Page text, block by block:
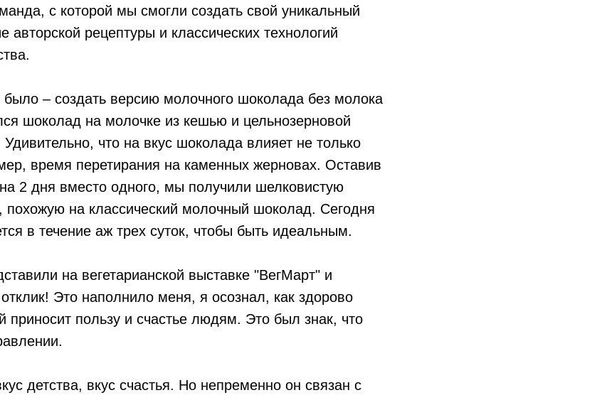
с которой мы смогли создать свой уникальный
авторской рецептуры и классических технологий
– создать версию молочного шоколада без молока
шоколад на молочке из кешью и цельнозерновой
Удивительно, что на вкус шоколада влияет не только
время перетирания на каменных жерновах. Оставив
2 дня вместо одного, мы получили шелковистую
похожую на классический молочный шоколад. Сегодня
в течение аж трех суток, чтобы быть идеальным.
на вегетарианской выставке "ВегМарт" и
Это наполнило меня, я осознал, как здорово
приносит пользу и счастье людям. Это был знак, что
детства, вкус счастья. Но непременно он связан с